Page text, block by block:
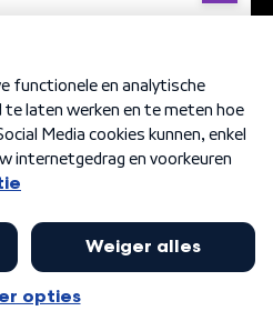
Privacybeleid